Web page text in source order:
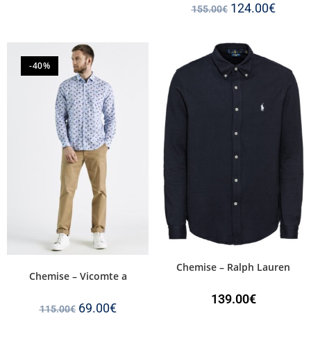
155.00€ 124.00€
-40%
Chemise – Vicomte a
115.00€ 69.00€
Chemise – Ralph Lauren
139.00€